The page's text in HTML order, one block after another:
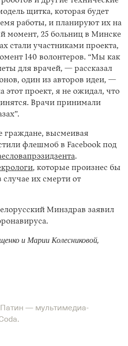
щитка, которая будет
работы, и планируют их на
момент, 25 больниц в Минске
стали участниками проекта,
140 волонтеров. “Мы как
для врачей, — рассказал
один из авторов идеи, —
этот проект, я не ожидал, что
Врачи принимали
высмеивая
флешмоб в Facebook под
.
, которые произнес бы
их смерти от
Минздрав заявил
и Марии Колесниковой,
— мультимедиа-